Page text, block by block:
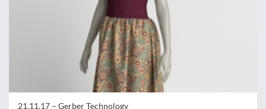
21.11.17 – Gerber Technology